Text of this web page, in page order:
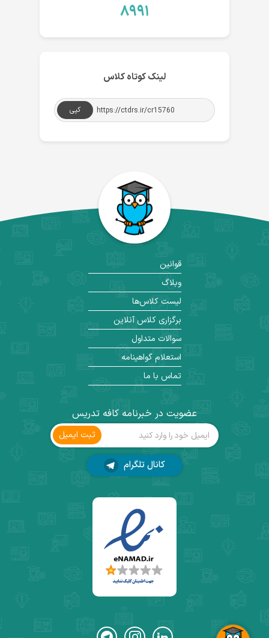
۸۹۹۱
لینک کوتاه کلاس
کپی
عضویت در خبرنامه کافه تدریس
ثبت ‌ایمیل
کانال تلگرام
قوانین
وبلاگ
لیست کلاس‌ها
برگزاری کلاس آنلاین
سوالات متداول
استعلام گواهینامه
تماس با ما